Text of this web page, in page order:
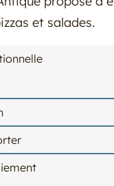
et salades.